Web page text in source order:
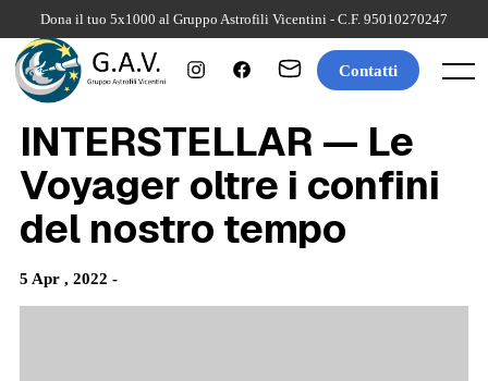
content
Dona il tuo 5x1000 al Gruppo Astrofili Vicentini - C.F. 95010270247
Menu
Contatti
INTERSTELLAR — Le
Voyager oltre i confini
del nostro tempo
5 Apr , 2022 -